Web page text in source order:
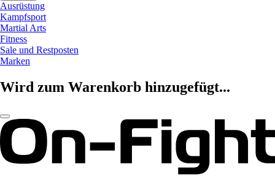
Ausrüstung
Kampfsport
Martial Arts
Fitness
Sale und Restposten
Marken
Wird zum Warenkorb hinzugefügt...